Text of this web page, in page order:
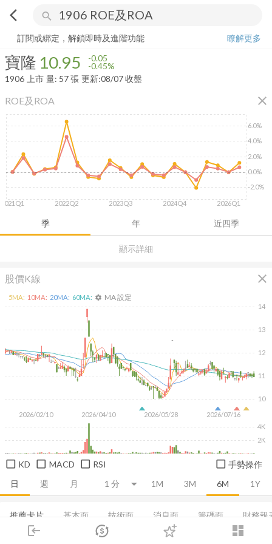
arrow_back_ios search
login dashboard
市場 登入
寶隆 10.95-0.45%
訂閱或綁定，解鎖即時及進階功能
瞭解更多
寶隆 10.95 -0.05
-0.45%
1906 上市 量: 57張 更新:08/07 收盤
ROE及ROA close
顯示詳細
季 年 近四季
2021Q1 2022Q2 2023Q3 2024Q4 2026Q1
-2.0%
0.0%
2.0%
4.0%
6.0%
股價K線 close
日 週 月 1M 3M 6M 1Y
2026/02/10 2026/04/10 2026/05/28 2026/07/16
10
11
12
13
14
2K
4K
5MA: 10MA: 20MA: 60MA: settings MA 設定
KD MACD RSI 手勢操作
推薦卡片 基本面 技術面 消息面 籌碼面 財務報
現金流量表 集保分布